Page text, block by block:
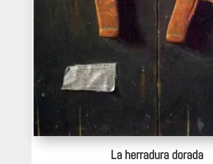
La herradura dorada